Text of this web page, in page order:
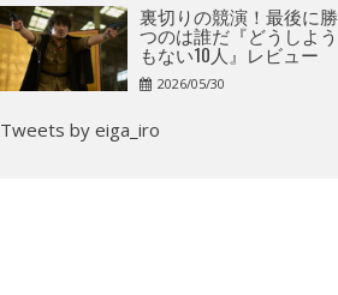
裏切りの競演！最後に勝
つのは誰だ『どうしよう
もない10人』レビュー
2026/05/30
Tweets by eiga_iro